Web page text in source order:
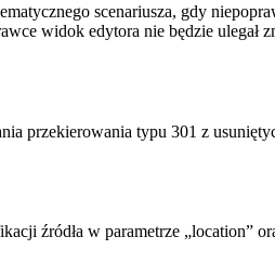
scenariusza, gdy
widok edytora nie będzie ulegał
przekierowania typu 301 z
źródła w parametrze „location”